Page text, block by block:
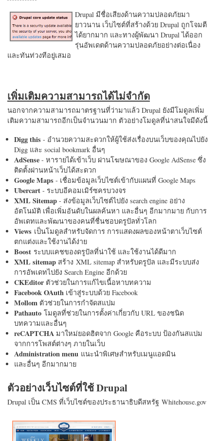
Drupal มีชื่อเสียงด้านความปลอดภัยมา
ยาวนาน เว็บไซต์ที่สร้างด้วย Drupal ถูกโจมตี
ได้ยากมาก และทางผู้พัฒนา Drupal ได้ออก
รุ่นอัพเดตด้านความปลอดภัยอย่างต่อเนื่อง
และทันท่วงทีอยู่เสมอ
เพิ่มเติมความสามารถได้ไม่จำกัด
นอกจากความสามารถมาตรฐานที่ว่ามาแล้ว Drupal ยังมีโมดูลเพิ่ม
เติมความสามารถอีกเป็นจำนวนมาก ตัวอย่างโมดูลที่น่าสนใจมีดังนี้
Digg this - อำนวยความสะดวกให้ผู้ใช้ส่งเรื่องบนเว็บของคุณไปยัง
Digg และ social bookmark อื่นๆ
AdSense - หารายได้เข้าเว็บ ผ่านโฆษณาของ Google AdSense ซึ่ง
ติดตั้งผ่านหน้าเว็บได้สะดวก
Google Maps - เชื่อมข้อมูลเว็บไซต์เข้ากับแผนที่ Google Maps
Ubercart - ระบบอีคอมเมิร์ซครบวงจร
XML Sitemap - ส่งข้อมูลเว็บไซต์ไปยัง search engine อย่าง
อัตโนมัติ เพื่อเพิ่มอันดับในผลค้นหา และอื่นๆ อีกมากมาย กับการ
อัพเดทและพัฒนาของคนที่ชื่นชอบดรูปัลทั่วโลก
Views เป็นโมดูลสำหรับจัดการ การแสดงผลของหน้าตาเว็บไซต์
ตกแต่งและใช้งานได้ง่าย
Boost ระบบแคชของดรูปัลที่น่าใช้ และใช้งานได้ดีมาก
XML sitemap สร้าง XML sitemap สำหรับดรูปัล และมีระบบส่ง
การอัพเดทไปยัง Search Engine อีกด้วย
CKEditorตัวช่วยในการแก้ไขเนื้อหาบทความ
Facebook OAuth เข้าสู่ระบบด้วย Facebook
Mollom ตัวช่วยในการกำจัดสแปม
Pathauto โมดูลที่ช่วยในการตั้งค่าเกี่ยวกับ URL ของชนิด
บทความและอื่นๆ
reCAPTCHA มาใหม่ยอดฮิตจาก Google คือระบบ ป้องกันสแปม
จากการโพสต์ต่างๆ ภายในเว็บ
Administration menu แนะนำพิเศษสำหรับเมนูแอดมิน
และอื่นๆ อีกมากมาย
ตัวอย่างเว็บไซต์ที่ใช้ Drupal
Drupal เป็น CMS ที่เว็บไซต์ของประธานาธิบดีสหรัฐ Whitehouse.gov